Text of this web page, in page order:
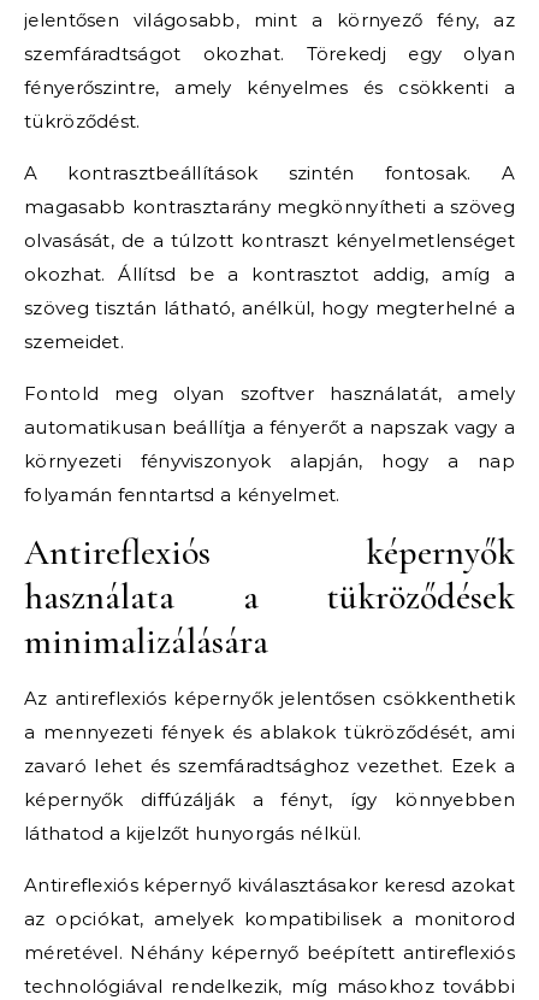
jelentősen világosabb, mint a környező fény, az
szemfáradtságot okozhat. Törekedj egy olyan
fényerőszintre, amely kényelmes és csökkenti a
tükröződést.
A kontrasztbeállítások szintén fontosak. A
magasabb kontrasztarány megkönnyítheti a szöveg
olvasását, de a túlzott kontraszt kényelmetlenséget
okozhat. Állítsd be a kontrasztot addig, amíg a
szöveg tisztán látható, anélkül, hogy megterhelné a
szemeidet.
Fontold meg olyan szoftver használatát, amely
automatikusan beállítja a fényerőt a napszak vagy a
környezeti fényviszonyok alapján, hogy a nap
folyamán fenntartsd a kényelmet.
Antireflexiós képernyők
használata a tükröződések
minimalizálására
Az antireflexiós képernyők jelentősen csökkenthetik
a mennyezeti fények és ablakok tükröződését, ami
zavaró lehet és szemfáradtsághoz vezethet. Ezek a
képernyők diffúzálják a fényt, így könnyebben
láthatod a kijelzőt hunyorgás nélkül.
Antireflexiós képernyő kiválasztásakor keresd azokat
az opciókat, amelyek kompatibilisek a monitorod
méretével. Néhány képernyő beépített antireflexiós
technológiával rendelkezik, míg másokhoz további